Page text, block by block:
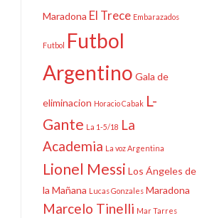
Maradona El Trece Embarazados
Futbol
Futbol
Argentino Gala de
eliminacion Horacio Cabak L-
Gante La 1-5/18 La
Academia La voz Argentina
Lionel Messi Los Ángeles de
la Mañana Lucas Gonzales Maradona
Marcelo Tinelli Mar Tarres